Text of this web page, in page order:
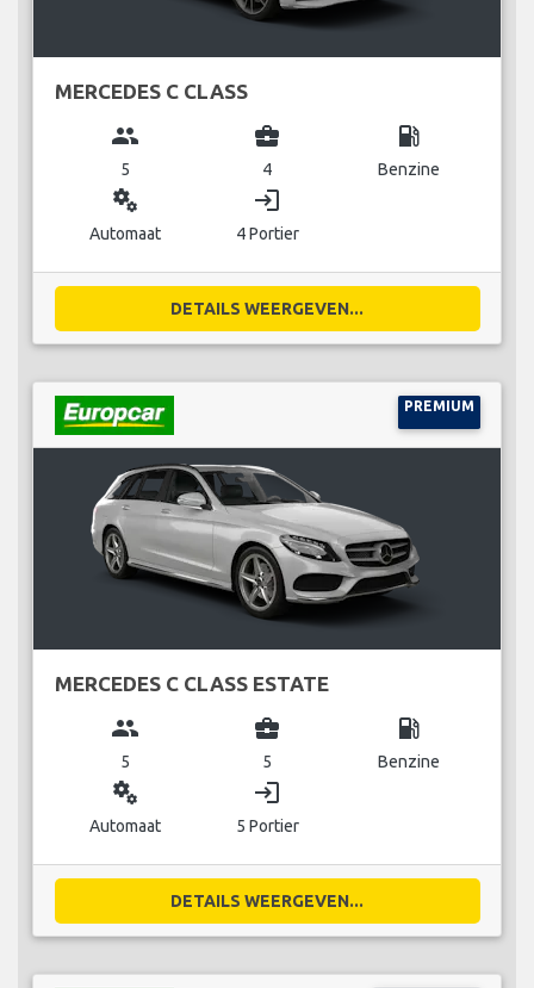
MERCEDES C CLASS
group
5
business_center
4
local_gas_station
Benzine
miscellaneous_services
Automaat
login
4 Portier
DETAILS WEERGEVEN...
PREMIUM
MERCEDES C CLASS ESTATE
group
5
business_center
5
local_gas_station
Benzine
miscellaneous_services
Automaat
login
5 Portier
DETAILS WEERGEVEN...